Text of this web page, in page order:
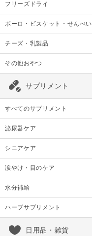
フリーズドライ
ボーロ・ビスケット・せんべい
チーズ・乳製品
その他おやつ
サプリメント
すべてのサプリメント
泌尿器ケア
シニアケア
涙やけ・目のケア
水分補給
ハーブサプリメント
日用品・雑貨